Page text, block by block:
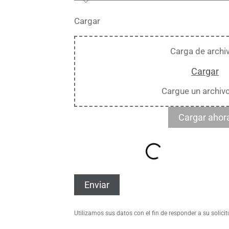
Cargar
Carga de
Cargar
Cargue un
Cargar
Enviar
Utilizamos sus datos con el fin de responder a su